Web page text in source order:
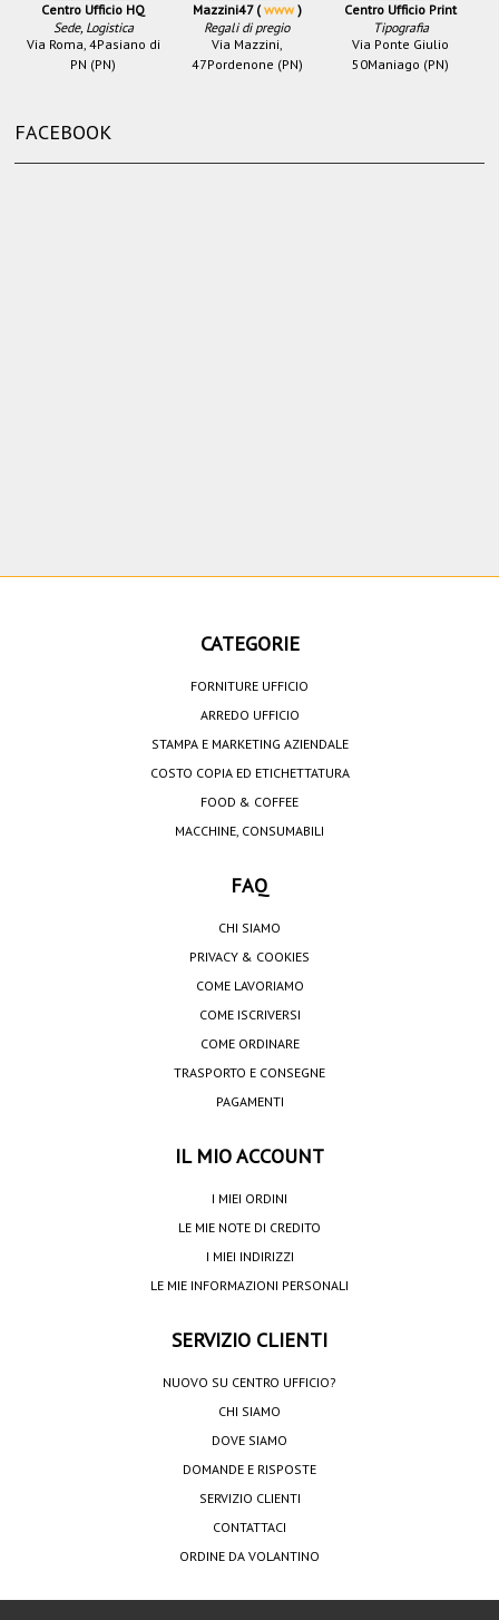
Centro Ufficio HQ
Sede, Logistica
Via Roma, 4Pasiano di
PN (PN)
Mazzini47 (www)
Regali di pregio
Via Mazzini,
47Pordenone (PN)
Centro Ufficio Print
Tipografia
Via Ponte Giulio
50Maniago (PN)
FACEBOOK
CATEGORIE
FORNITURE UFFICIO
ARREDO UFFICIO
STAMPA E MARKETING AZIENDALE
COSTO COPIA ED ETICHETTATURA
FOOD & COFFEE
MACCHINE, CONSUMABILI
FAQ
CHI SIAMO
PRIVACY & COOKIES
COME LAVORIAMO
COME ISCRIVERSI
COME ORDINARE
TRASPORTO E CONSEGNE
PAGAMENTI
IL MIO ACCOUNT
I MIEI ORDINI
LE MIE NOTE DI CREDITO
I MIEI INDIRIZZI
LE MIE INFORMAZIONI PERSONALI
SERVIZIO CLIENTI
NUOVO SU CENTRO UFFICIO?
CHI SIAMO
DOVE SIAMO
DOMANDE E RISPOSTE
SERVIZIO CLIENTI
CONTATTACI
ORDINE DA VOLANTINO